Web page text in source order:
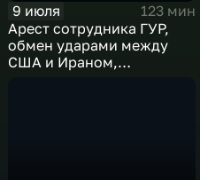
9 июля
123 мин
Арест сотрудника ГУР,
обмен ударами между
США и Ираном,